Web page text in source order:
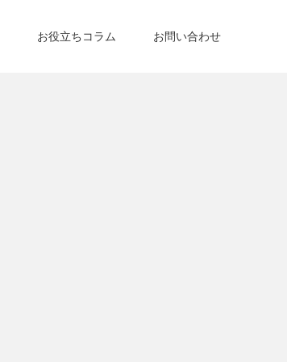
お役立ちコラム お問い合わせ